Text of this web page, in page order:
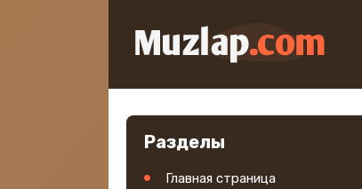
Разделы
Главная страница